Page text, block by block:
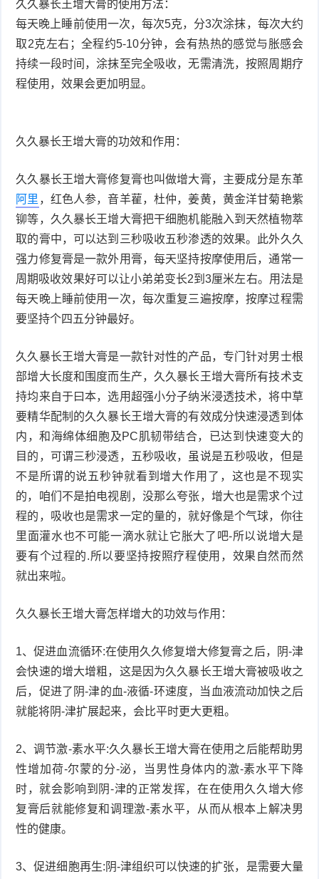
久久暴长王增大膏的使用方法：
每天晚上睡前使用一次，每次5克，分3次涂抹，每次大约
取2克左右；全程约5-10分钟，会有热热的感觉与胀感会
持续一段时间，涂抹至完全吸收，无需清洗，按照周期疗
程使用，效果会更加明显。
久久暴长王增大膏的功效和作用：
久久暴长王增大膏修复膏也叫做增大膏，主要成分是东革
阿里 ，红色人参，音羊雚，杜仲，姜黄，黄金洋甘菊艳紫
铆等，久久暴长王增大膏把干细胞机能融入到天然植物萃
取的膏中，可以达到三秒吸收五秒渗透的效果。此外久久
强力修复膏是一款外用膏，每天坚持按摩使用后，通常一
周期吸收效果好可以让小弟弟变长2到3厘米左右。用法是
每天晚上睡前使用一次，每次重复三遍按摩，按摩过程需
要坚持个四五分钟最好。
久久暴长王增大膏是一款针对性的产品，专门针对男士根
部增大长度和围度而生产，久久暴长王增大膏所有技术支
持均来自于曰本，选用超强小分子纳米浸透技术，将中草
要精华配制的久久暴长王增大膏的有效成分快速浸透到体
内，和海绵体细胞及PC肌韧带结合，已达到快速变大的
目的，可谓三秒浸透，五秒吸收，虽说是五秒吸收，但是
不是所谓的说五秒钟就看到增大作用了，这也是不现实
的，咱们不是拍电视剧，没那么夸张，增大也是需求个过
程的，吸收也是需求一定的量的，就好像是个气球，你往
里面灌水也不可能一滴水就让它胀大了吧-所以说增大是
要有个过程的.​所以要坚持按照疗程使用，效果自然而然
就出来啦。
久久暴长王增大膏怎样增大的功效与作用：
1、促进血流循环:在使用久久修复增大修复膏之后，阴-津
会快速的增大增粗，这是因为久久暴长王增大膏被吸收之
后，促进了阴-津的血-液循-环速度，当血液流动加快之后
就能将阴-津扩展起来，会比平时更大更粗。
2、调节激-素水平:久久暴长王增大膏在使用之后能帮助男
性增加荷-尔蒙的分-泌，当男性身体内的激-素水平下降
时，就会影响到阴-津的正常发挥，在在使用久久增大修
复膏后就能修复和调理激-素水平，从而从根本上解决男
性的健康。
3、促进细胞再生:阴-津组织可以快速的扩张，是需要大量